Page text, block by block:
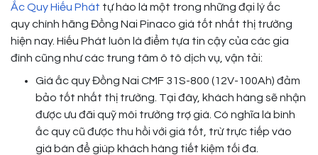
Ắc Quy Hiếu Phát tự hào là một trong những đại lý ắc
quy chính hãng Đồng Nai Pinaco giá tốt nhất thị trường
hiện nay. Hiếu Phát luôn là điểm tựa tin cậy của các gia
đình cũng như các trung tâm ô tô dịch vụ, vận tải:
Giá ắc quy Đồng Nai CMF 31S-800 (12V-100Ah) đảm
bảo tốt nhất thị trường. Tại đây, khách hàng sẽ nhận
được ưu đãi quỹ môi trường trợ giá. Có nghĩa là bình
ắc quy cũ được thu hồi với giá tốt, trừ trực tiếp vào
giá bán để giúp khách hàng tiết kiệm tối đa.